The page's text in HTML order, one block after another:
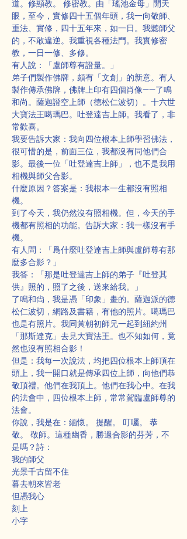
道。修顯教。 修密教。由「瑤池金母」開天
眼，至今，實修四十五個年頭，我一向敬師、
重法、實修，四十五年來，如一日。我聽師父
的，不敢違逆。我重視各種法門。我實修密
教，一日一修、多修。
有人說：「盧師尊有證量。」
弟子們製作佛牌，頗有「文創」的新意。有人
製作傳承佛牌，佛牌上印有四個肖像——了鳴
和尚。薩迦證空上師（德松仁波切）。十六世
大寶法王噶瑪巴。吐登達吉上師。我看了，非
常歡喜。
我要告訴大家：我向四位根本上師學習佛法，
很可惜的是，前面三位，我都沒有同他們合
影。最後一位「吐登達吉上師」，也不是我用
相機與師父合影。
什麼原因？答案是：我根本一生都沒有照相
機。
到了今天，我仍然沒有照相機。但，今天的手
機都有照相的功能。告訴大家：我一樣沒有手
機。
有人問：「爲什麼吐登達吉上師與盧師尊有那
麼多合影？」
我答：「那是吐登達吉上師的弟子『吐登其
供』照的，照了之後，送來給我。」
了鳴和尙，我是憑「印象」畫的。薩迦派的德
松仁波切，網路及書籍，有他的照片。噶瑪巴
也是有照片。我同黃朝初師兄一起到紐約州
「那斯達克」去見大寶法王。也不知如何，竟
然也沒有照相合影！
但是：我每一次說法，均把四位根本上師頂在
頭上，我一開口就是傳承四位上師，向他們恭
敬頂禮。他們在我頂上。他們在我心中。在我
的法會中，四位根本上師，常常駕臨盧師尊的
法會。
你說，我是在：緬懷。 提醒。 叮囑。 恭
敬。 敬師。這種幽香，勝過合影的芬芳，不
是嗎？詩：
我的師父
光景千古留不住
暮去朝來皆老
但憑我心
刻上
小字